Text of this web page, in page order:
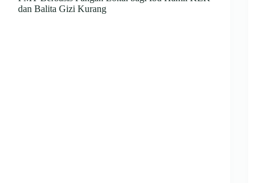
dan Balita Gizi Kurang